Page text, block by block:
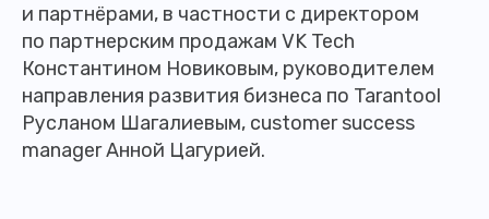
и партнёрами, в частности с директором
по партнерским продажам VK Tech
Константином Новиковым, руководителем
направления развития бизнеса по Tarantool
Русланом Шагалиевым, customer success
manager Анной Цагурией.